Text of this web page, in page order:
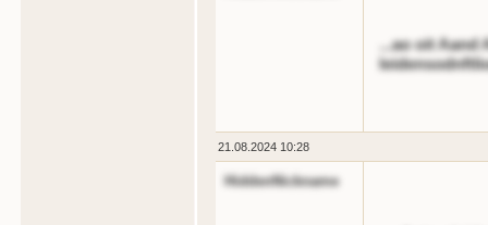
...ao oit Aand
21.08.2024 10:28
HiddenNickname